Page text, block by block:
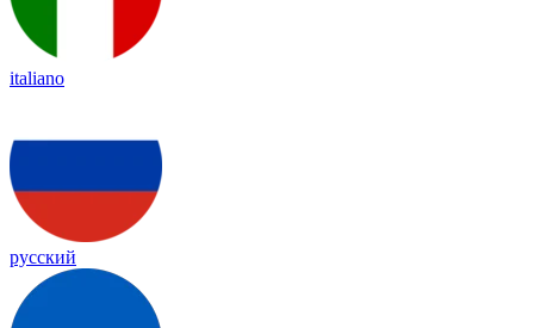
italiano
русский